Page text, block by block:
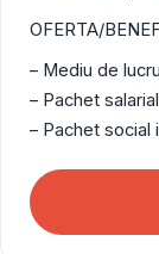
OFERTA/
– Mediu de
– Pachet
– Pachet social